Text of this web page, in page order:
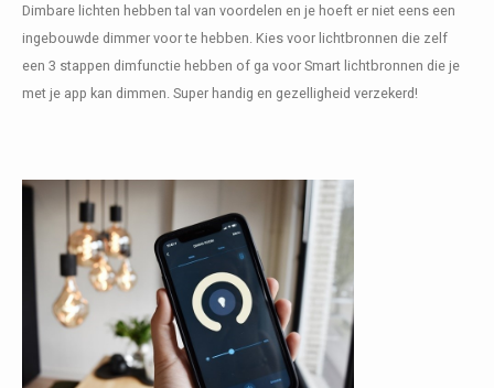
Dimbare lichten hebben tal van voordelen en je hoeft er niet eens een
ingebouwde dimmer voor te hebben. Kies voor lichtbronnen die zelf
een 3 stappen dimfunctie hebben of ga voor Smart lichtbronnen die je
met je app kan dimmen. Super handig en gezelligheid verzekerd!